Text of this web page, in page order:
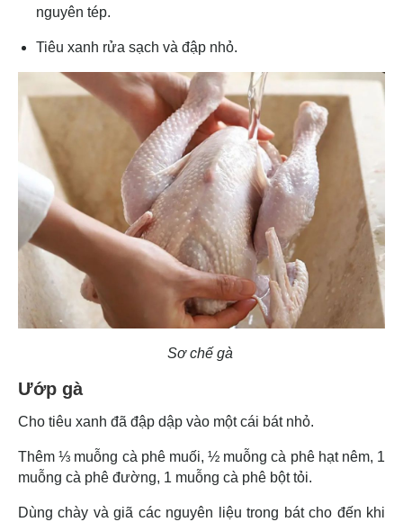
nguyên tép.
Tiêu xanh rửa sạch và đập nhỏ.
Sơ chế gà
Ướp gà
Cho tiêu xanh đã đập dập vào một cái bát nhỏ.
Thêm ⅓ muỗng cà phê muối, ½ muỗng cà phê hạt nêm, 1
muỗng cà phê đường, 1 muỗng cà phê bột tỏi.
Dùng chày và giã các nguyên liệu trong bát cho đến khi